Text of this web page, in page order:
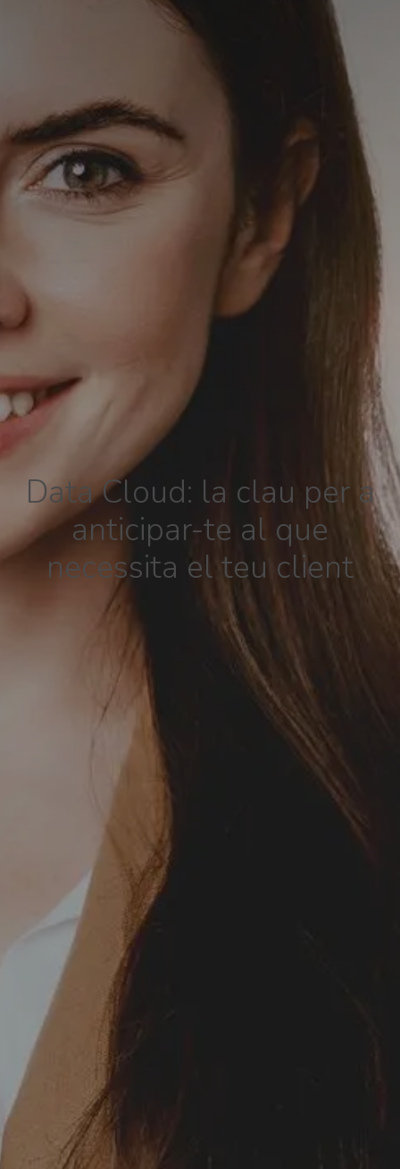
Data Cloud: la clau per a
anticipar-te al que
necessita el teu client